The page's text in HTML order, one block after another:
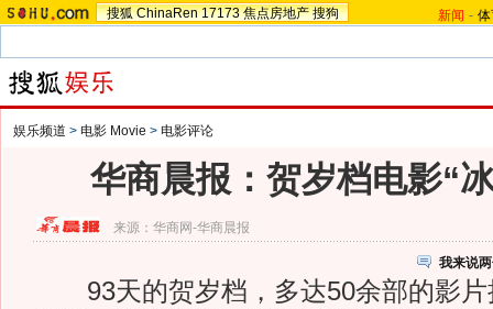
搜狐 ChinaRen 17173 焦点房地产 搜狗 新闻 -
娱乐频道 > 电影 Movie > 电影评论
华商晨报：贺岁档电影“
来源： 华商网-华商晨报
我来说
93天的贺岁档，多达50余部的影